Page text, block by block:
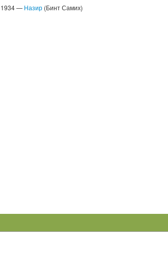
1934 — Назир(Бинт Самих)